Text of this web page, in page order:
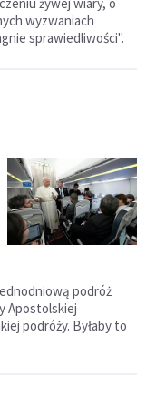
wyzwaniach
sprawiedliwości".
podróż
Apostolskiej
podróży. Byłaby to